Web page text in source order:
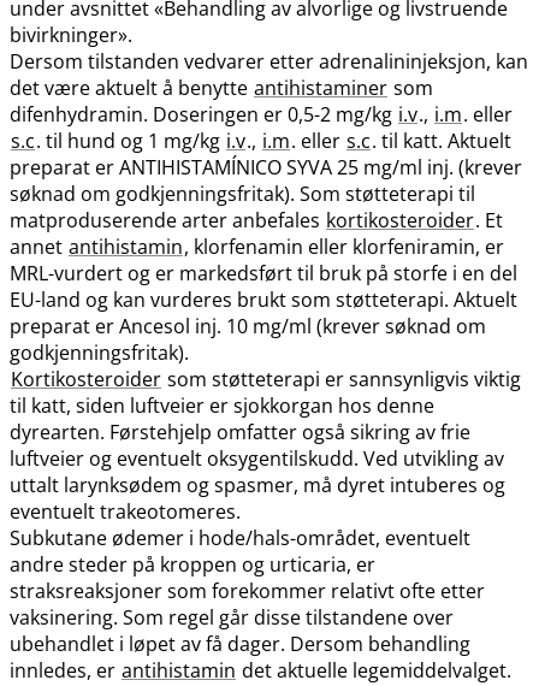
under avsnittet «Behandling av alvorlige og livstruende
bivirkninger».
Dersom tilstanden vedvarer etter adrenalininjeksjon, kan
det være aktuelt å benytte antihistaminer som
difenhydramin. Doseringen er 0,5-2 mg/kg i.v., i.m. eller
s.c. til hund og 1 mg/kg i.v., i.m. eller s.c. til katt. Aktuelt
preparat er ANTIHISTAMÍNICO SYVA 25 mg/ml inj. (krever
søknad om godkjenningsfritak). Som støtteterapi til
matproduserende arter anbefales kortikosteroider. Et
annet antihistamin, klorfenamin eller klorfeniramin, er
MRL-vurdert og er markedsført til bruk på storfe i en del
EU-land og kan vurderes brukt som støtteterapi. Aktuelt
preparat er Ancesol inj. 10 mg/ml (krever søknad om
godkjenningsfritak).
Kortikosteroider som støtteterapi er sannsynligvis viktig
til katt, siden luftveier er sjokkorgan hos denne
dyrearten. Førstehjelp omfatter også sikring av frie
luftveier og eventuelt oksygentilskudd. Ved utvikling av
uttalt larynksødem og spasmer, må dyret intuberes og
eventuelt trakeotomeres.
Subkutane ødemer i hode​/​hals-området, eventuelt
andre steder på kroppen og urticaria, er
straksreaksjoner som forekommer relativt ofte etter
vaksinering. Som regel går disse tilstandene over
ubehandlet i løpet av få dager. Dersom behandling
innledes, er antihistamin det aktuelle legemiddelvalget.